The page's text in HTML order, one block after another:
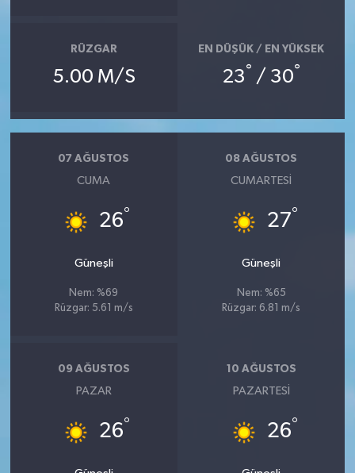
RÜZGAR
5.00 M/S
EN DÜŞÜK / EN YÜKSEK
23° / 30°
07 AĞUSTOS
CUMA
26°
Güneşli
Nem: %69
Rüzgar: 5.61 m/s
08 AĞUSTOS
CUMARTESI
27°
Güneşli
Nem: %65
Rüzgar: 6.81 m/s
09 AĞUSTOS
PAZAR
26°
10 AĞUSTOS
PAZARTESI
26°